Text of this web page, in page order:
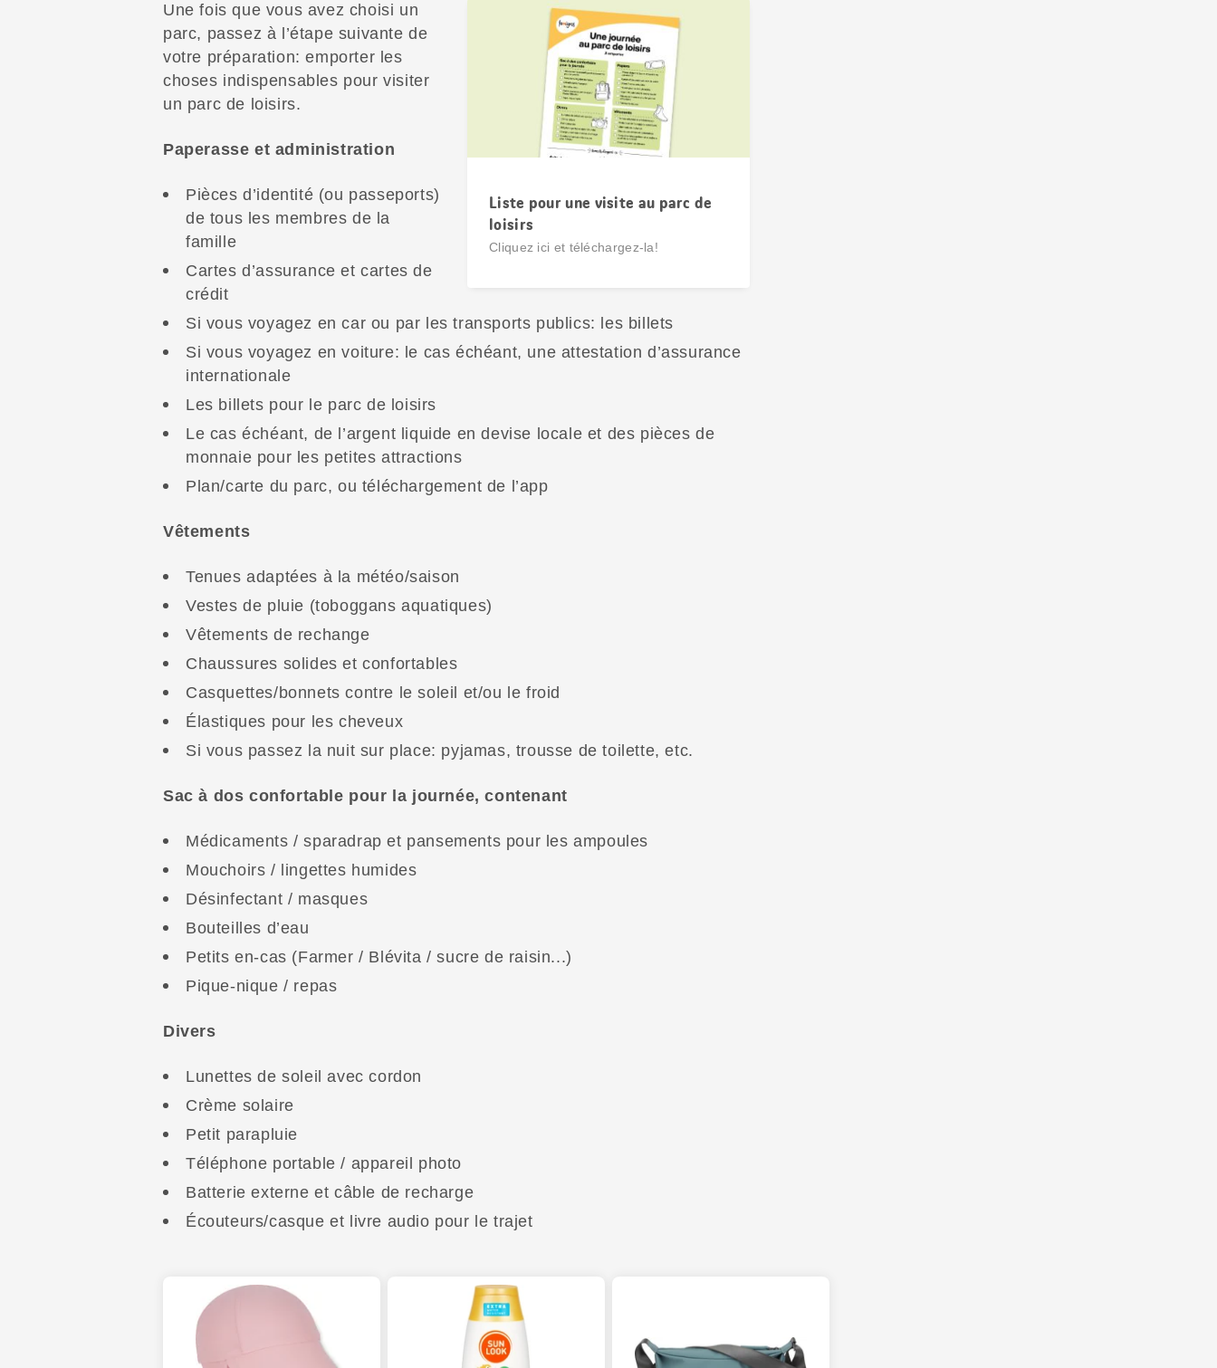
Liste pour une visite au parc de
loisirs
Cliquez ici et téléchargez-la!
Une fois que vous avez choisi un
parc, passez à l’étape suivante de
votre préparation: emporter les
choses indispensables pour visiter
un parc de loisirs.
Paperasse et administration
Pièces d’identité (ou passeports)
de tous les membres de la
famille
Cartes d’assurance et cartes de
crédit
Si vous voyagez en car ou par les transports publics: les billets
Si vous voyagez en voiture: le cas échéant, une attestation d’assurance
internationale
Les billets pour le parc de loisirs
Le cas échéant, de l’argent liquide en devise locale et des pièces de
monnaie pour les petites attractions
Plan/carte du parc, ou téléchargement de l’app
Vêtements
Tenues adaptées à la météo/saison
Vestes de pluie (toboggans aquatiques)
Vêtements de rechange
Chaussures solides et confortables
Casquettes/bonnets contre le soleil et/ou le froid
Élastiques pour les cheveux
Si vous passez la nuit sur place: pyjamas, trousse de toilette, etc.
Sac à dos confortable pour la journée, contenant
Médicaments / sparadrap et pansements pour les ampoules
Mouchoirs / lingettes humides
Désinfectant / masques
Bouteilles d’eau
Petits en-cas (Farmer / Blévita / sucre de raisin...)
Pique-nique / repas
Divers
Lunettes de soleil avec cordon
Crème solaire
Petit parapluie
Téléphone portable / appareil photo
Batterie externe et câble de recharge
Écouteurs/casque et livre audio pour le trajet